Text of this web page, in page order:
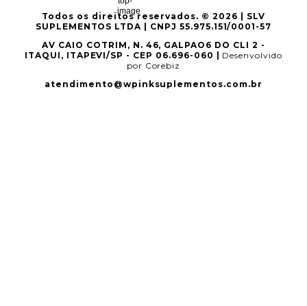
Todos os direitos reservados. © 2026 | SLV
SUPLEMENTOS LTDA | CNPJ 55.975.151/0001-57
AV CAIO COTRIM, N. 46, GALPAO6 DO CLI 2 -
ITAQUI, ITAPEVI/SP - CEP 06.696-060 | Desenvolvido
por Corebiz
atendimento@wpinksuplementos.com.br